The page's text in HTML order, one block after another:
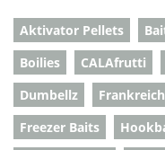
Aktivator Pellets
Boilies
CALAfrutti
Dumbellz
Frankreich
Freezer Baits